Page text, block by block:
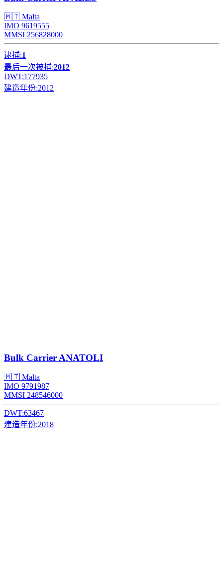
🇲🇹 Malta
IMO 9619555
MMSI 256828000
逮捕:1
最后一次被捕:2012
DWT:177935
建造年份:2012
Bulk Carrier ANATOLI
🇲🇹 Malta
IMO 9791987
MMSI 248546000
DWT:63467
建造年份:2018